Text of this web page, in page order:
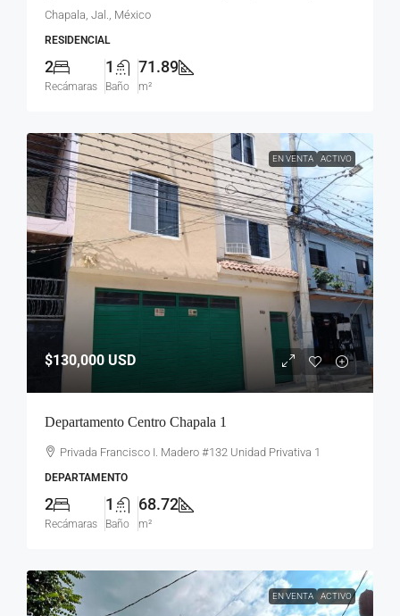
Chapala, Jal., México
RESIDENCIAL
2
Recámaras
1
Baño
71.89
m²
EN VENTA ACTIVO
$130,000 USD
Departamento Centro Chapala 1
Privada Francisco I. Madero #132 Unidad Privativa 1
DEPARTAMENTO
2
Recámaras
1
Baño
68.72
m²
EN VENTA ACTIVO